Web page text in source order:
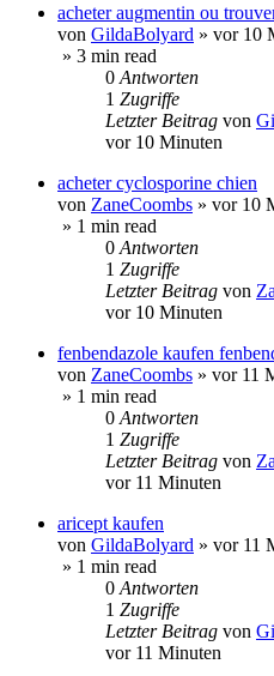
acheter augmentin ou
von GildaBolyard » vor 10
» 3 min read
0 Antworten
1 Zugriffe
Letzter Beitrag von
vor 10 Minuten
acheter cyclosporine chien
von ZaneCoombs » vor 10
» 1 min read
0 Antworten
1 Zugriffe
Letzter Beitrag von
vor 10 Minuten
fenbendazole kaufen
von ZaneCoombs » vor 11
» 1 min read
0 Antworten
1 Zugriffe
Letzter Beitrag von
vor 11 Minuten
aricept kaufen
von GildaBolyard » vor 11
» 1 min read
0 Antworten
1 Zugriffe
Letzter Beitrag von
vor 11 Minuten